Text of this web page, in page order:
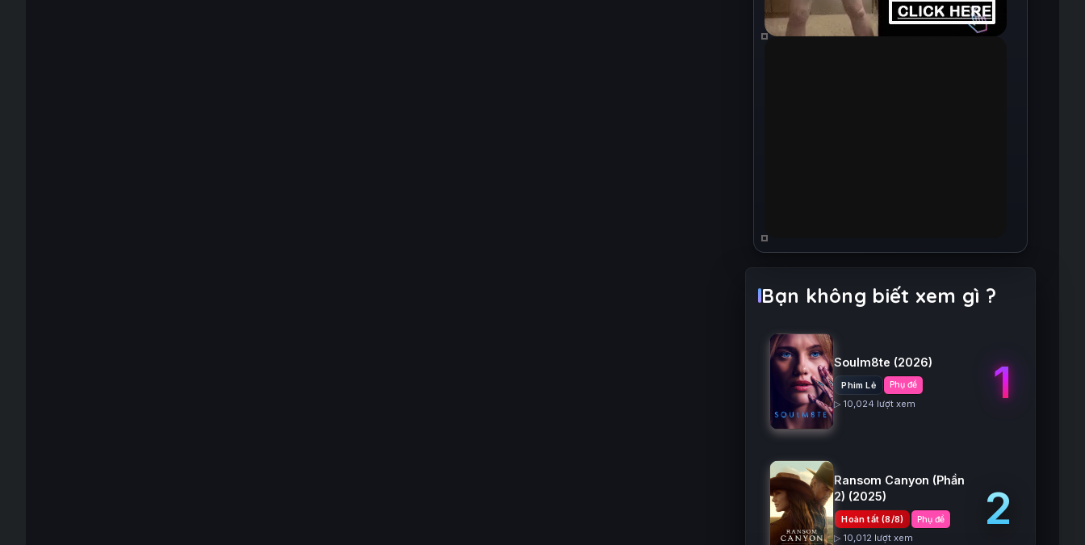
Bạn không biết xem gì ?
Soulm8te (2026)
Phim Lẻ Phụ đề
▷ 10,024 lượt xem 1
Ransom Canyon (Phần
2) (2025)
Hoàn tất (8/8) Phụ đề
▷ 10,012 lượt xem
2